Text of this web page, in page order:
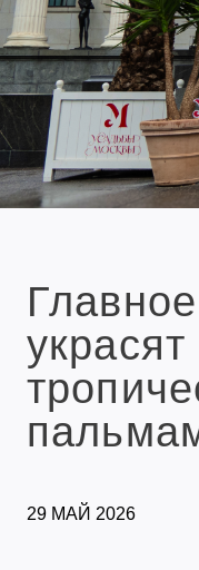
украсят
29 МАЙ 2026